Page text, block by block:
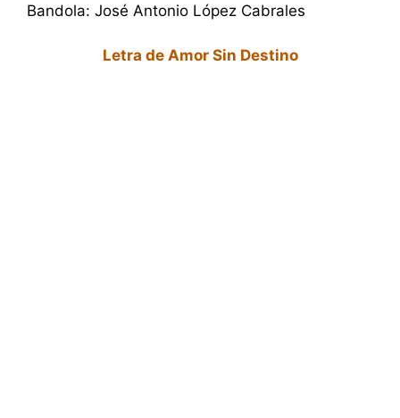
Bandola: José Antonio López Cabrales
Letra de Amor Sin Destino